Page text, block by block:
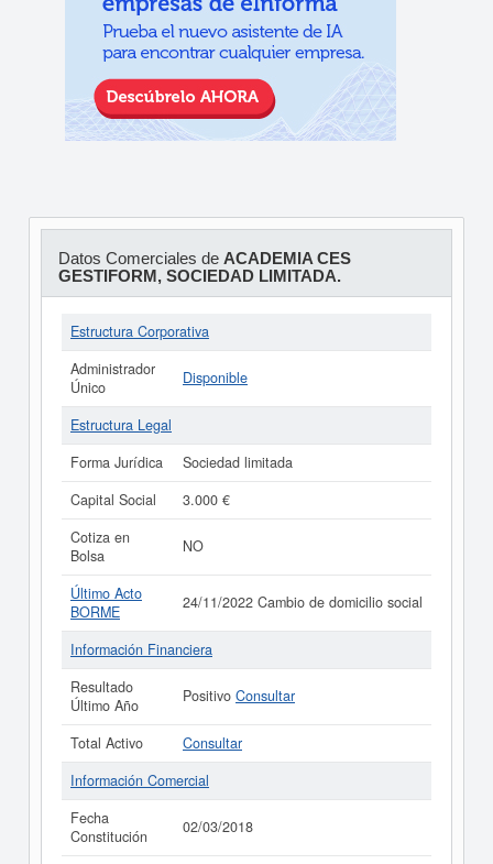
Datos Comerciales de ACADEMIA CES
GESTIFORM, SOCIEDAD LIMITADA.
Estructura Corporativa
Administrador
Único
Disponible
Estructura Legal
Forma Jurídica
Sociedad limitada
Capital Social
3.000 €
Cotiza en
Bolsa
NO
Último Acto
BORME
24/11/2022 Cambio de domicilio social
Información Financiera
Resultado
Último Año
Positivo Consultar
Total Activo
Consultar
Información Comercial
Fecha
Constitución
02/03/2018